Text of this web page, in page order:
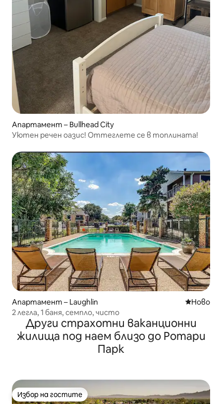
Апартамент – Bullhead City
Уютен речен оазис! Оттеглете се в топлината!
Апартамент – Laughlin Ново
Ново
2 легла, 1 баня, семпло, чисто
Други страхотни ваканционни
жилища под наем близо до Ротари
Парк
Избор на гостите
Избор на гостите